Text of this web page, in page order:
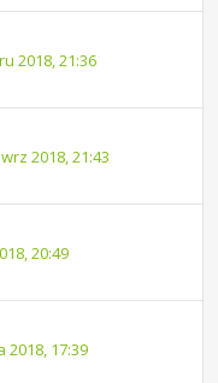
2018, 21:36
2018, 21:43
20:49
2018, 17:39